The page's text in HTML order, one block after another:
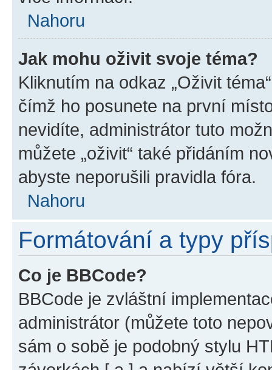
Nahoru
Jak mohu oživit svoje téma?
Kliknutím na odkaz „Oživit
čímž ho posunete na první
nevidíte, administrátor tuto
můžete „oživit“ také přidáním
abyste neporušili pravidla fóra.
Nahoru
Formátování a typy
Co je BBCode?
BBCode je zvláštní
administrátor (můžete toto
sám o sobě je podobný stylu